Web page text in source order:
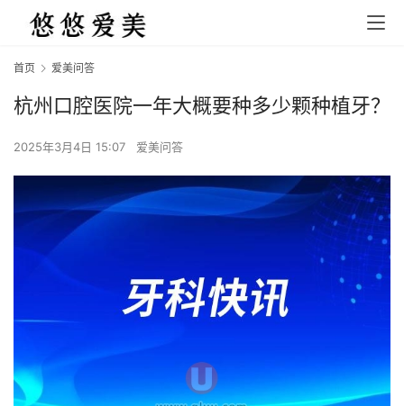
首页 爱美问答
杭州口腔医院一年大概要种多少颗种植牙？
2025年3月4日 15:07 爱美问答